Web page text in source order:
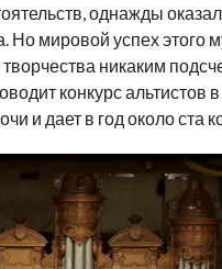
однажды
Но мировой успех этого
никаким
конкурс альтистов
и дает в год около ста